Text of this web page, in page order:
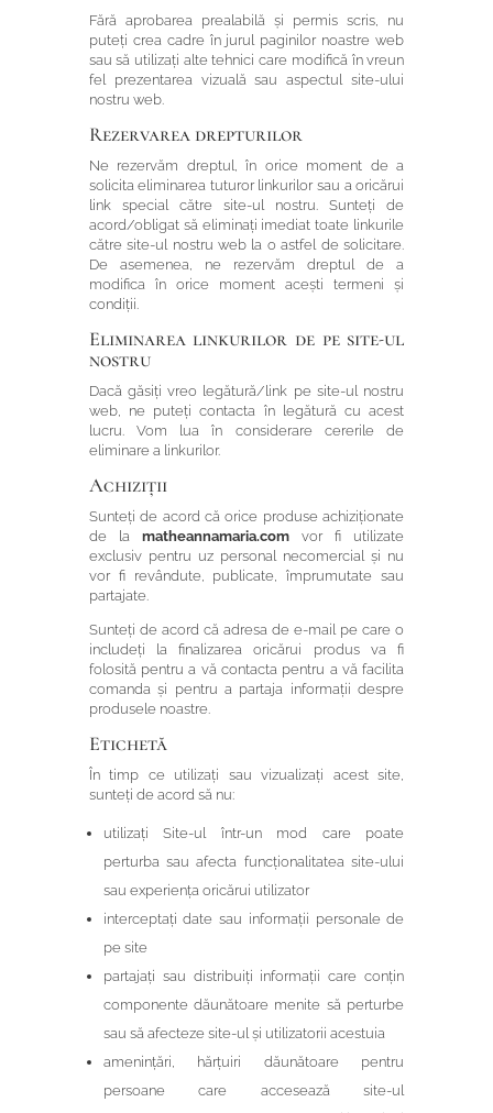
Fără aprobarea prealabilă și permis scris, nu
puteți crea cadre în jurul paginilor noastre web
sau să utilizați alte tehnici care modifică în vreun
fel prezentarea vizuală sau aspectul site-ului
nostru web.
Rezervarea drepturilor
Ne rezervăm dreptul, în orice moment de a
solicita eliminarea tuturor linkurilor sau a oricărui
link special către site-ul nostru. Sunteți de
acord/obligat să eliminați imediat toate linkurile
către site-ul nostru web la o astfel de solicitare.
De asemenea, ne rezervăm dreptul de a
modifica în orice moment acești termeni și
condiții.
Eliminarea linkurilor de pe site-ul
nostru
Dacă găsiți vreo legătură/link pe site-ul nostru
web, ne puteți contacta în legătură cu acest
lucru. Vom lua în considerare cererile de
eliminare a linkurilor.
Achiziții
Sunteți de acord că orice produse achiziționate
de la matheannamaria.comvor fi utilizate
exclusiv pentru uz personal necomercial și nu
vor fi revândute, publicate, împrumutate sau
partajate.
Sunteți de acord că adresa de e-mail pe care o
includeți la finalizarea oricărui produs va fi
folosită pentru a vă contacta pentru a vă facilita
comanda și pentru a partaja informații despre
produsele noastre.
Etichetă
În timp ce utilizați sau vizualizați acest site,
sunteți de acord să nu:
utilizați Site-ul într-un mod care poate
perturba sau afecta funcționalitatea site-ului
sau experiența oricărui utilizator
interceptați date sau informații personale de
pe site
partajați sau distribuiți informații care conțin
componente dăunătoare menite să perturbe
sau să afecteze site-ul și utilizatorii acestuia
amenințări, hărțuiri dăunătoare pentru
persoane care accesează site-ul